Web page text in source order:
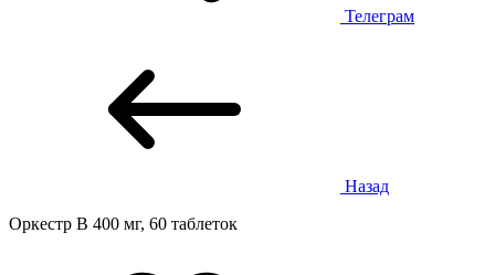
Телеграм
Назад
Оркестр В 400 мг, 60 таблеток